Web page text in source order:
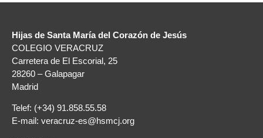
voz con los demás.
Fomentan la disciplina, la constancia y el trabajo
en equipo.
Ganan seguridad y confianza al actuar en
público.
Desarrollan la sensibilidad musical y el gusto
por la música coral, y en suma, por la belleza.
Hijas de Santa María del Corazón de Jesús
COLEGIO VERACRUZ
Carretera de El Escorial, 25
28260 – Galapagar
Madrid
Telef: (+34) 91.858.55.58
E-mail: veracruz-es@hsmcj.org